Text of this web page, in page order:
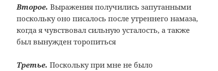
Второе. Выражения получились запутанными
поскольку оно писалось после утреннего намаза,
когда я чувствовал сильную усталость, а также
был вынужден торопиться
Третье. Поскольку при мне не было